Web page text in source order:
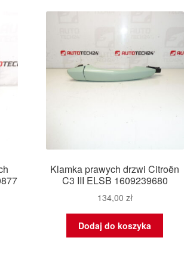
Klamka prawych drzwi Citroën
C3 III ELSB 1609239680
134,00 zł
Dodaj do koszyka